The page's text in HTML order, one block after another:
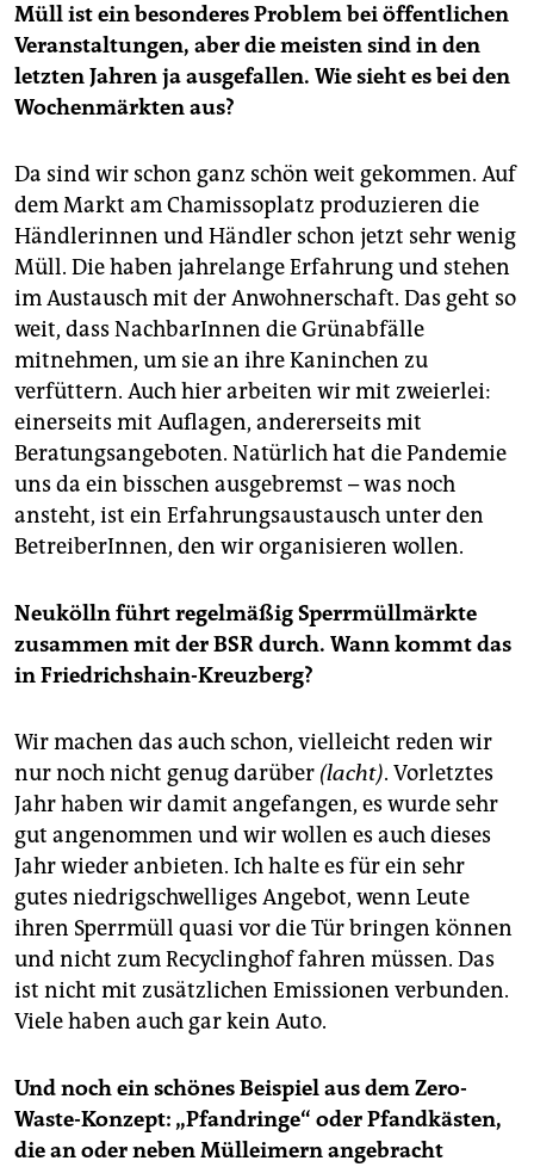
Müll ist ein besonderes Problem bei öffentlichen
Veranstaltungen, aber die meisten sind in den
letzten Jahren ja ausgefallen. Wie sieht es bei den
Wochenmärkten aus?
Da sind wir schon ganz schön weit gekommen. Auf
dem Markt am Chamissoplatz produzieren die
Händlerinnen und Händler schon jetzt sehr wenig
Müll. Die haben jahrelange Erfahrung und stehen
im Austausch mit der Anwohnerschaft. Das geht so
weit, dass NachbarInnen die Grünabfälle
mitnehmen, um sie an ihre Kaninchen zu
verfüttern. Auch hier arbeiten wir mit zweierlei:
einerseits mit Auflagen, andererseits mit
Beratungsangeboten. Natürlich hat die Pandemie
uns da ein bisschen ausgebremst – was noch
ansteht, ist ein Erfahrungsaustausch unter den
BetreiberInnen, den wir organisieren wollen.
Neukölln führt regelmäßig Sperrmüllmärkte
zusammen mit der BSR durch. Wann kommt das
in Friedrichshain-Kreuzberg?
Wir machen das auch schon, vielleicht reden wir
nur noch nicht genug darüber (lacht). Vorletztes
Jahr haben wir damit angefangen, es wurde sehr
gut angenommen und wir wollen es auch dieses
Jahr wieder anbieten. Ich halte es für ein sehr
gutes niedrigschwelliges Angebot, wenn Leute
ihren Sperrmüll quasi vor die Tür bringen können
und nicht zum Recy­clinghof fahren müssen. Das
ist nicht mit zusätzlichen Emissionen verbunden.
Viele haben auch gar kein Auto.
Und noch ein schönes Beispiel aus dem Zero-
Waste-Konzept: „Pfandringe“ oder Pfandkästen,
die an oder neben Mülleimern angebracht